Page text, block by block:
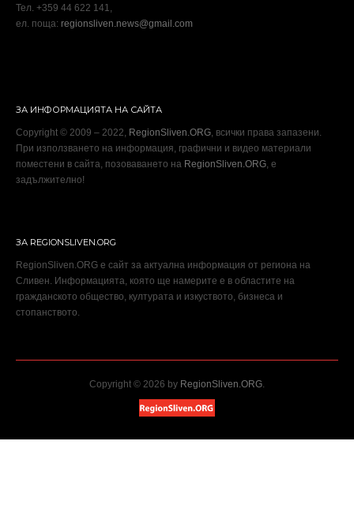
Тел. +359 44 622 141,
ел. поща: regionsliven.news@gmail.com
ЗА ИНФОРМАЦИЯТА НА САЙТА
Copyright © 2009 – 2022, RegionSliven.ORG, всички права запазени.
При използването на информация, графични и видео материали
поместени в сайта, позоваването на RegionSliven.ORG, е
задължително!
ЗА REGIONSLIVEN.ORG
RegionSliven.ORG е сайт за актуална информация от региона на
Сливен. Информацията, която ще намерите е в областите на
гражданското общество, културата и изкуството, бизнеса и
стопанството.
Copyright © 2026 by RegionSliven.ORG.